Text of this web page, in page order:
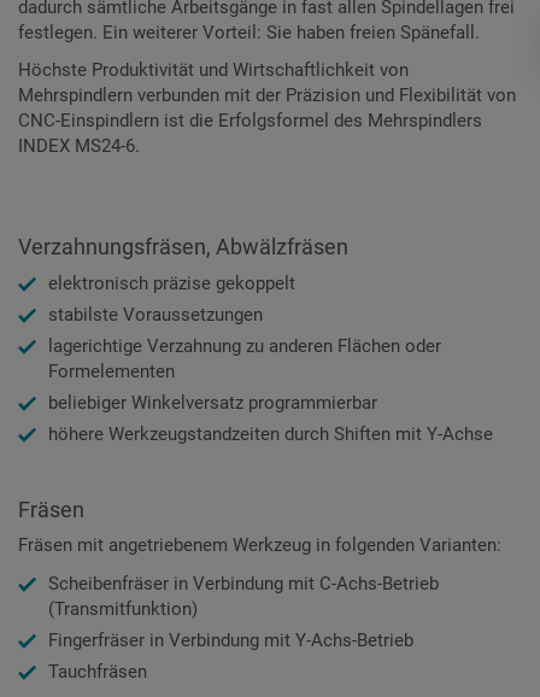
dadurch sämtliche Arbeitsgänge in fast allen Spindellagen frei
festlegen. Ein weiterer Vorteil: Sie haben freien Spänefall.
Höchste Produktivität und Wirtschaftlichkeit von
Mehrspindlern verbunden mit der Präzision und Flexibilität von
CNC-Einspindlern ist die Erfolgsformel des Mehrspindlers
INDEX MS24-6.
Verzahnungsfräsen, Abwälzfräsen
elektronisch präzise gekoppelt
stabilste Voraussetzungen
lagerichtige Verzahnung zu anderen Flächen oder
Formelementen
beliebiger Winkelversatz programmierbar
höhere Werkzeugstandzeiten durch Shiften mit Y-Achse
Fräsen
Fräsen mit angetriebenem Werkzeug in folgenden Varianten:
Scheibenfräser in Verbindung mit C-Achs-Betrieb
(Transmitfunktion)
Fingerfräser in Verbindung mit Y-Achs-Betrieb
Tauchfräsen